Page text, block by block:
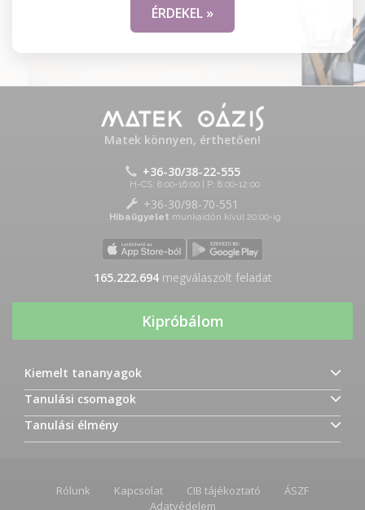
ÉRDEKEL »
Matek könnyen, érthetően!
+36-30/38-22-555
H-CS: 8:00-16:00 | P: 8:00-12:00
+36-30/98-70-551
Hibaügyelet munkaidőn kívül 20:00-ig
165.222.694megválaszolt feladat
Kipróbálom
Kiemelt tananyagok
Tanulási csomagok
Tanulási élmény
Rólunk Kapcsolat CIB tájékoztató
ÁSZF
Adatvédelem